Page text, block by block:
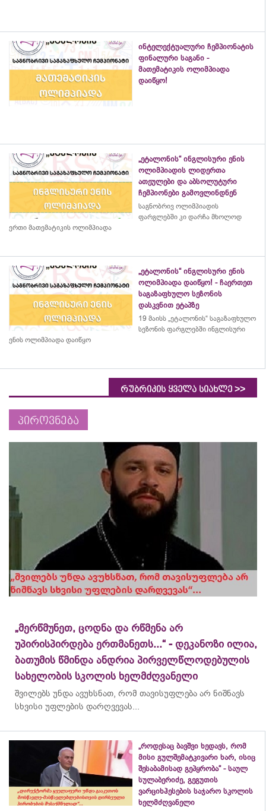
ინტელექტუალური ჩემპიონატის
ფინალური საგანი -
მათემატიკის ოლიმპიადა
დაიწყო!
„ეტალონის“ ინგლისური ენის
ოლიმპიადის ლიდერთა
ათეულები და აბსოლუტური
ჩემპიონები გამოვლინდნენ
საგნობრივ ოლიმპიადის
ფარგლებში კი დარჩა მხოლოდ
ერთი მათემატიკის ოლიმპიადა
„ეტალონის“ ინგლისური ენის
ოლიმპიადა დაიწყო! - ჩაერთეთ
საგაზაფხულო სეზონის
დასკვნით ეტაპზე
19 მაისს „ეტალონის“ საგაზაფხულო
სეზონის ფარგლებში ინგლისური
ენის ოლიმპიადა დაიწყო
რუბრიკის ყველა სიახლე >>
პიროვნება
„მერწმუნეთ, ცოდნა და რწმენა არ
უპირისპირდება ერთმანეთს...“ - დეკანოზი ილია,
ბათუმის წმინდა ანდრია პირველწლოდებულის
სახელობის სკოლის ხელმძღვანელი
შვილებს უნდა ავუხსნათ, რომ თავისუფლება არ ნიშნავს
სხვისი უფლების დარღვევას...
„როდესაც ბავშვი ხედავს, რომ
მისი გულშემატკივარი ხარ, ისიც
შესაბამისად გეპყრობა“ - საულ
სულაბერიძე, გეგუთის
ვარციხჰესების საჯარო სკოლის
ხელმძღვანელი